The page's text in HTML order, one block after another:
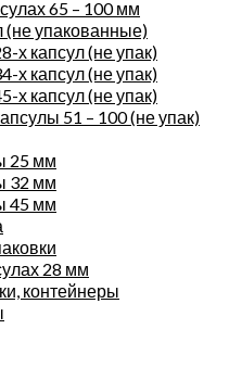
65 – 100 мм
(не упакованные)
х капсул (не упак)
х капсул (не упак)
х капсул (не упак)
51 – 100 (не упак)
25 мм
32 мм
45 мм
28 мм
контейнеры